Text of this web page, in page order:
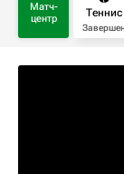
Матч-
центр
Теннис
Завершен